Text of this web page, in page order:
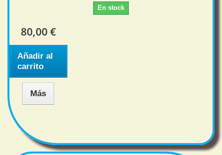
En stock
80,00 €
Añadir al
carrito
Más